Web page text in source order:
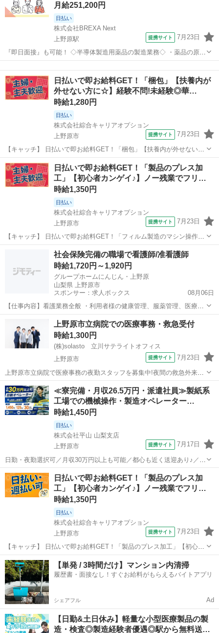
月給251,200円
日払い
株式会社BREXA Next
上野原駅
提携サイト 7月23日
『即日面接』も可能！ ◇半導体製造用薬品の製造業務◇ ・薬品の原材
料機械に投入 ・出来た製品を倉庫に戻す ※運搬や材料投入時に10キロ
～20キロの運搬が一部入る ★空調完備なので1年中快適に作業できま
す！ ※試用期間...日払いで即お給料GET！「梱包」【扶養内が
外せない方に☆】経験不問!未経験◎華…
時給1,280円
日払い
株式会社綜合キャリアオプション
上野原市
提携サイト 7月23日
【キャッチ】 日払いで即お給料GET！「梱包」【扶養内が外せない方
に☆】経験不問!未経験◎華やか環境☆女性も活躍中♪高時給1280円！
【コメント】 製造のお仕事が豊富★未経験で働いてみたい方も大歓
迎！ 「未経験だけど興...
山梨 上野原市 仕分け
日払いで即お給料GET！「製品のプレス加
工」【初心者カンゲイ♪】ノー残業でフリ…
時給1,350円
日払い
株式会社綜合キャリアオプション
上野原市
提携サイト 7月23日
【キャッチ】 日払いで即お給料GET！「フィルム製造のマシン操作」
【初心者カンゲイ♪】ノー残業でフリータイム!女性が多めの職場♪高時
しい職場は不安・...
上野原市 工場
社会保険完備の職場で看護師/准看護師
時給1,720円～1,920円
グループホームにんじん・上野原
山梨県 上野原市
スポンサー：求人ボックス
08月06日
【仕事内容】看護業務全般 ・利用者様の健康管理、服薬管理、医療処
置など 雇用期間の定めあり:6ヶ月(原則更新) 異動・転勤・勤務時間変
更あり(但し、年1回の職員意向調査を行い、概ね希望に沿った人事を
行っています。) 雇用契約書(雇...
アルバイト・パート
上野原市立病院での医療事務・救急受付
時給1,300円
(株)solasto 立川サテライトオフィス
上野原市
提携サイト 7月23日
上野原市立病院で医療事務の夜勤スタッフを募集中!夜間の救急外来に
て、患者様の対応などを行うお仕事です。 【週1回～OK!高日給で効率
よく稼げる】 1夜勤2万150円!月4回(週1回)の勤務で月々8万600円の安
定収入が得ら...
山梨 上野原市 データ入力
≪寮完備・月収26.5万円・派遣社員≫製紙系
工場での機械操作・製造オペレーター…
時給1,450円
日払い
株式会社平山 山梨支店
上野原市
提携サイト 7月17日
日勤・夜勤選択可／月収30万円以上も可能／都心も近く送迎あり♪／印
刷物の製造業務 今回のお仕事はこちら チラシや冊子を印刷する企業で
の 印刷工程のお仕事です！！ 印刷機にセットして印刷を行うオペレー
ション業務 ①紙のラ...
山梨 上野原市 その他
日払いで即お給料GET！「製品のプレス加
工」【初心者カンゲイ♪】ノー残業でフリ…
時給1,350円
日払い
株式会社綜合キャリアオプション
上野原市
提携サイト 7月23日
【キャッチ】 日払いで即お給料GET！「製品のプレス加工」【初心者
カンゲイ♪】ノー残業でフリータイム！女性が多めの職場♪高時給1350
円！ 【コメント】 製造のお仕事をお探しにおススメ♪ 「未経験でも出
来る仕事ないかな・...
山梨 上野原市 工場
【単発 / 3時間だけ】マンション内清掃
履歴書・面接なし！すぐお給料がもらえるバイトアプリ
シェアフル Ad
【日勤&土日休み】軽量な小型医療製品の製
造・検査◎製造経験者優遇◎駅から無料送…